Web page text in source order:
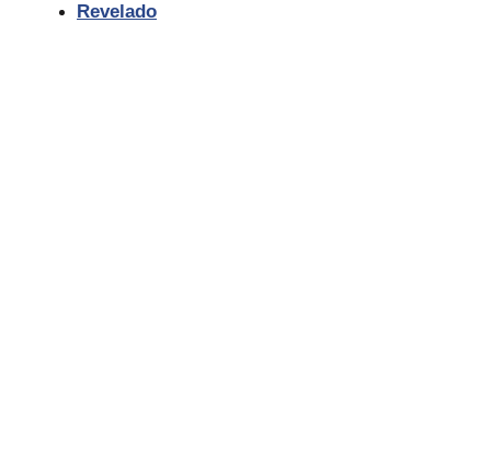
Revelado